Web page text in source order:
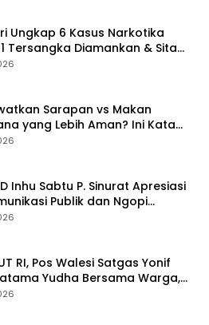
Ungkap 6 Kasus Narkotika
Tersangka Diamankan & Sita
Sarapan vs Makan
yang Lebih Aman? Ini Kata
Inhu Sabtu P. Sinurat Apresiasi
Publik dan Ngopi
Inhu
RI, Pos Walesi Satgas Yonif
Yudha Bersama Warga,
Putih di Bukit Walesi